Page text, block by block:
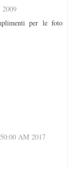
2009
per le foto
AM 2017